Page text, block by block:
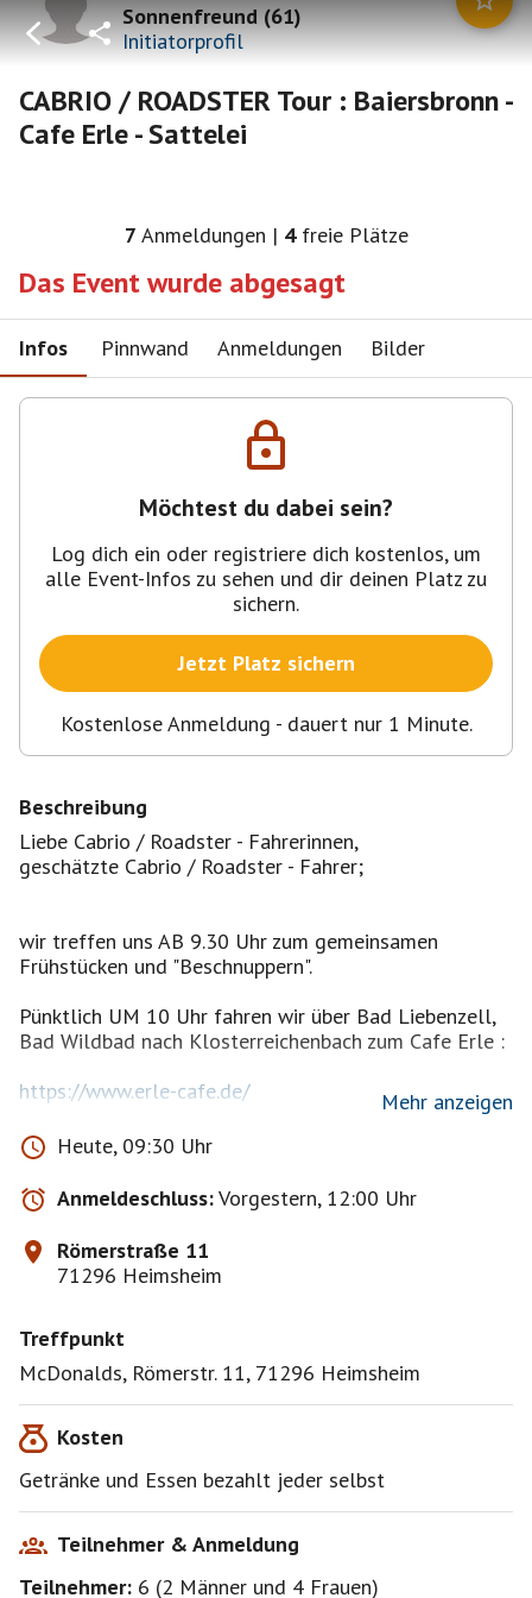
Sonnenfreund(61)
Initiatorprofil
CABRIO / ROADSTER Tour : Baiersbronn -
Cafe Erle - Sattelei
7 Anmeldungen | 4 freie Plätze
Das Event wurde abgesagt
Infos Pinnwand Anmeldungen Bilder
Möchtest du dabei sein?
Log dich ein oder registriere dich kostenlos, um
alle Event-Infos zu sehen und dir deinen Platz zu
sichern.
Jetzt Platz sichern
Kostenlose Anmeldung - dauert nur 1 Minute.
Beschreibung
Liebe Cabrio / Roadster - Fahrerinnen,
geschätzte Cabrio / Roadster - Fahrer;
wir treffen uns AB 9.30 Uhr zum gemeinsamen
Frühstücken und "Beschnuppern".
Pünktlich UM 10 Uhr fahren wir über Bad Liebenzell,
Bad Wildbad nach Klosterreichenbach zum Cafe Erle :
https://www.erle-cafe.de/
zu einer kleinen Stärkung und Gelegenheit zum
"Mitbringsel-Einkauf".
Gegen 14 Uhr geht`s weiter nach Baiersbronn-Tonbach.
Wir "latschen" ca.30 Minuten ganz entspannt zur
Wanderhütte Sattelei :
zur Einkehr & zum Plauschen.
https://maps.app.goo.gl/yaaht9et42HrjhSK8
https://goo.gl/maps/8utraAJDUbjDkN9FA
Am Spätnachmittag, gegen 16.30 Uhr "latschen" wir
zum Parkplatz zurück :))
selbst überlassen !!
Mehr anzeigen
Heute, 09:30 Uhr
Anmeldeschluss:Vorgestern, 12:00 Uhr
Römerstraße 11
71296 Heimsheim
Treffpunkt
McDonalds, Römerstr. 11, 71296 Heimsheim
Kosten
Getränke und Essen bezahlt jeder selbst
Teilnehmer & Anmeldung
Teilnehmer: 6 (2 Männer und 4 Frauen)